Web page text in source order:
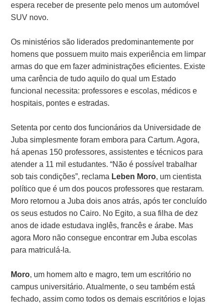
espera receber de presente pelo menos um automóvel
SUV novo.
Os ministérios são liderados predominantemente por
homens que possuem muito mais experiência em limpar
armas do que em fazer administrações eficientes. Existe
uma carência de tudo aquilo do qual um Estado
funcional necessita: professores e escolas, médicos e
hospitais, pontes e estradas.
Setenta por cento dos funcionários da Universidade de
Juba simplesmente foram embora para Cartum. Agora,
há apenas 150 professores, assistentes e técnicos para
atender a 11 mil estudantes. “Não é possível trabalhar
sob tais condições”, reclama Leben Moro, um cientista
político que é um dos poucos professores que restaram.
Moro retornou a Juba dois anos atrás, após ter concluído
os seus estudos no Cairo. No Egito, a sua filha de dez
anos de idade estudava inglês, francês e árabe. Mas
agora Moro não consegue encontrar em Juba escolas
para matriculá-la.
Moro, um homem alto e magro, tem um escritório no
campus universitário. Atualmente, o seu também está
fechado, assim como todos os demais escritórios e lojas